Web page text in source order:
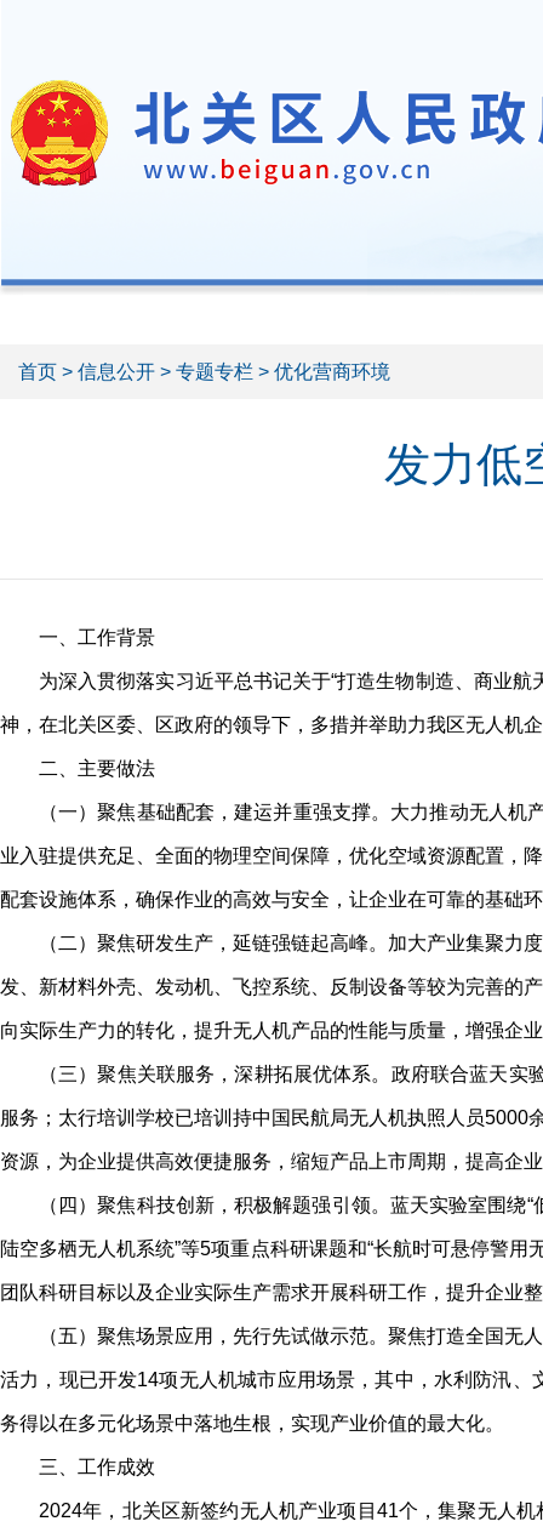
首页 > 信息公开 > 专题专栏 > 优化营商环境
发力低
一、工作背景
为深入贯彻落实习近平总书记关于“打造生物制造、商业
神，在北关区委、区政府的领导下，多措并举助力我区无人机
二、主要做法
（一）聚焦基础配套，建运并重强支撑。大力推动无人
业入驻提供充足、全面的物理空间保障，优化空域资源配置，
配套设施体系，确保作业的高效与安全，让企业在可靠的基础
（二）聚焦研发生产，延链强链起高峰。加大产业集聚
发、新材料外壳、发动机、飞控系统、反制设备等较为完善的
向实际生产力的转化，提升无人机产品的性能与质量，增强企
（三）聚焦关联服务，深耕拓展优体系。政府联合蓝天
服务；太行培训学校已培训持中国民航局无人机执照人员
资源，为企业提供高效便捷服务，缩短产品上市周期，提高企
（四）聚焦科技创新，积极解题强引领。蓝天实验室围
陆空多栖无人机系统”等5项重点科研课题和“长航时可悬停警
团队科研目标以及企业实际生产需求开展科研工作，提升企业
（五）聚焦场景应用，先行先试做示范。聚焦打造全国
活力，现已开发14项无人机城市应用场景，其中，水利防汛
务得以在多元化场景中落地生根，实现产业价值的最大化。
三、工作成效
2024年，北关区新签约无人机产业项目41个，集聚无人